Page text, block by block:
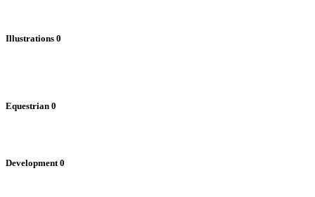
Illustrations 0
Equestrian 0
Development 0